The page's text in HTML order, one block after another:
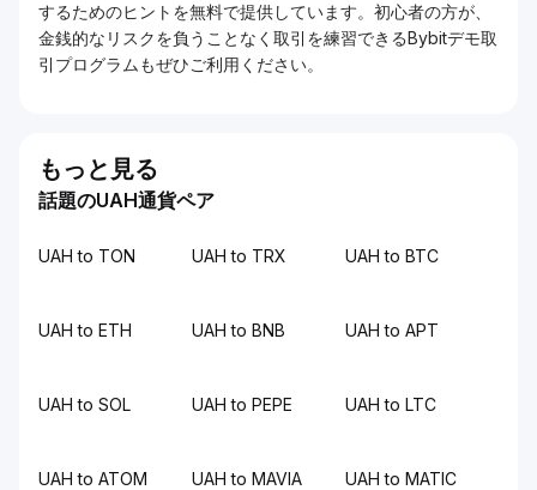
するためのヒントを無料で提供しています。初心者の方が、
金銭的なリスクを負うことなく取引を練習できるBybitデモ取
引プログラムもぜひご利用ください。
もっと見る
話題のUAH通貨ペア
UAH to TON UAH to TRX UAH to BTC
UAH to ETH UAH to BNB UAH to APT
UAH to SOL UAH to PEPE UAH to LTC
UAH to ATOM UAH to MAVIA UAH to MATIC